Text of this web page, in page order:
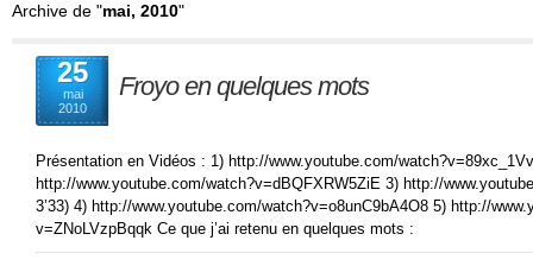
Archive de "mai, 2010"
25
mai
2010
Froyo en quelques mots
Présentation en Vidéos : 1) http://www.youtube.com/
http://www.youtube.com/watch?v=dBQFXRW5ZiE 3) http://
3’33) 4) http://www.youtube.com/watch?v=o8unC9bA4O8 5) http://
v=ZNoLVzpBqqk Ce que j’ai retenu en quelques mots :